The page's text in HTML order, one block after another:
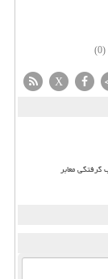
(0)
X
معابر